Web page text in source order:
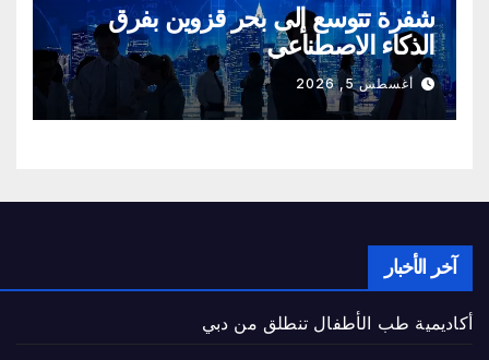
شفرة تتوسع إلى بحر قزوين بفرق
الذكاء الاصطناعي
أغسطس 5, 2026
آخر الأخبار
أكاديمية طب الأطفال تنطلق من دبي